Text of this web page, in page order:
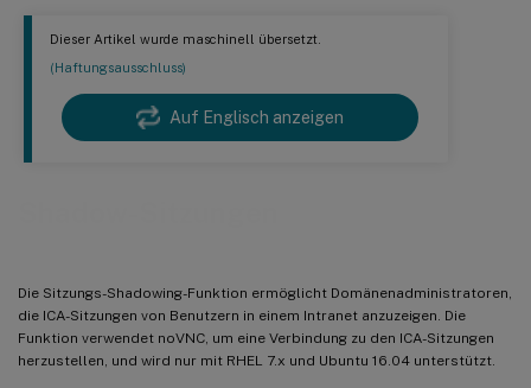
Dieser Artikel wurde maschinell übersetzt.
(Haftungsausschluss)
Auf Englisch anzeigen
Die Sitzungs-Shadowing-Funktion ermöglicht Domänenadministratoren,
die ICA-Sitzungen von Benutzern in einem Intranet anzuzeigen. Die
Funktion verwendet noVNC, um eine Verbindung zu den ICA-Sitzungen
herzustellen, und wird nur mit RHEL 7.x und Ubuntu 16.04 unterstützt.